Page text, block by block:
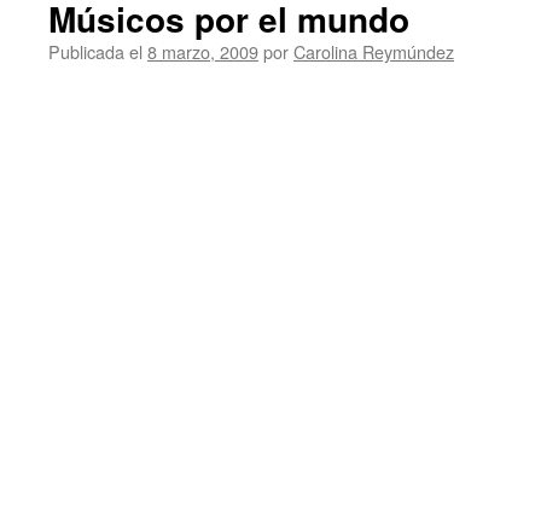
Músicos por el mundo
Publicada el 8 marzo, 2009porCarolina Reymúndez